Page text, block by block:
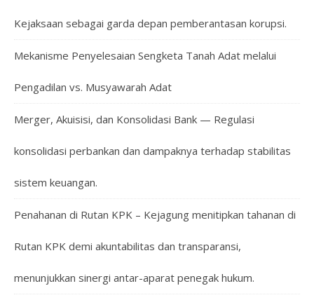
Kejaksaan sebagai garda depan pemberantasan korupsi.
Mekanisme Penyelesaian Sengketa Tanah Adat melalui
Pengadilan vs. Musyawarah Adat
Merger, Akuisisi, dan Konsolidasi Bank — Regulasi
konsolidasi perbankan dan dampaknya terhadap stabilitas
sistem keuangan.
Penahanan di Rutan KPK – Kejagung menitipkan tahanan di
Rutan KPK demi akuntabilitas dan transparansi,
menunjukkan sinergi antar-aparat penegak hukum.